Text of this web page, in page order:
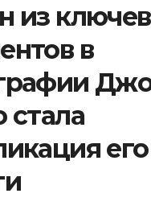
из
в
стала
его